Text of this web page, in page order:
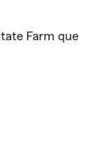
Farm que